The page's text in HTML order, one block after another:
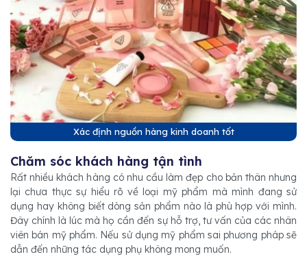
Xác định nguồn hàng kinh doanh tốt
Chăm sóc khách hàng tận tình
Rất nhiều khách hàng có nhu cầu làm đẹp cho bản thân nhưng
lại chưa thực sự hiểu rõ về loại mỹ phẩm mà mình đang sử
dụng hay không biết dòng sản phẩm nào là phù hợp với mình.
Đây chính là lúc mà họ cần đến sự hỗ trợ, tư vấn của các nhân
viên bán mỹ phẩm. Nếu sử dụng mỹ phẩm sai phương pháp sẽ
dẫn đến những tác dụng phụ không mong muốn.